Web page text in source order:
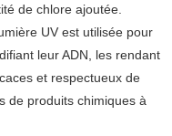
de chlore ajoutée.
UV est utilisée pour
leur ADN, les rendant
et respectueux de
de produits chimiques à